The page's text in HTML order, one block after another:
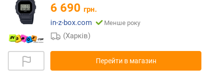
6 690 грн.
in-z-box.com
Менше року
(Харків)
Перейти в магазин